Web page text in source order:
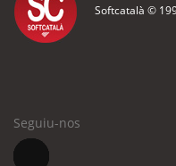
Softcatalà ©
Seguiu-nos